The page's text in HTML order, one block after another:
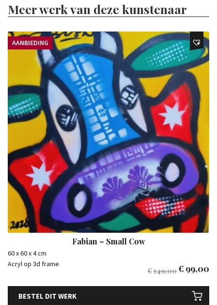
Meer werk van deze kunstenaar
AANBIEDING
Fabian – Small Cow
60 x 60 x 4 cm
Acryl op 3d frame
€149,00€ 99,00
BESTEL DIT WERK